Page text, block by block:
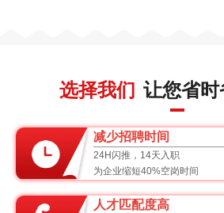
选择我们 让您省时
减少招聘时间
24H闪推，14天入职
为企业缩短40%空岗时间
人才匹配度高